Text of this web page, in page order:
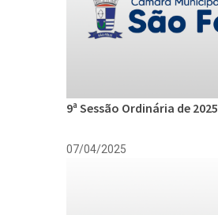
9ª Sessão Ordinária de 2025
07/04/2025